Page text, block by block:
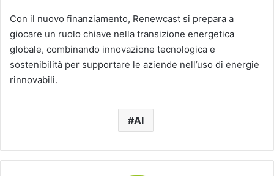
Con il nuovo finanziamento, Renewcast si prepara a
giocare un ruolo chiave nella transizione energetica
globale, combinando innovazione tecnologica e
sostenibilità per supportare le aziende nell’uso di energie
rinnovabili.
AI